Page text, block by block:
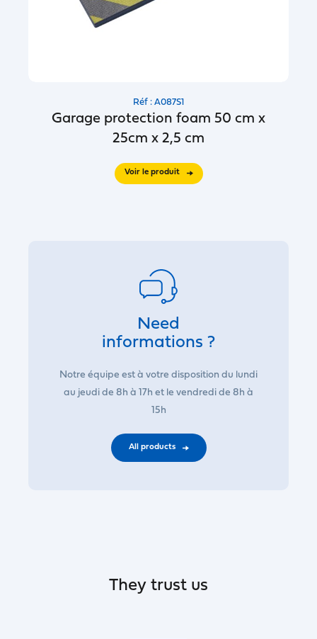
Réf : A087S1
Garage protection foam 50 cm x
25cm x 2,5 cm
Voir le produit
Need
informations ?
Notre équipe est à votre disposition du lundi
au jeudi de 8h à 17h et le vendredi de 8h à
15h
All products
They trust us